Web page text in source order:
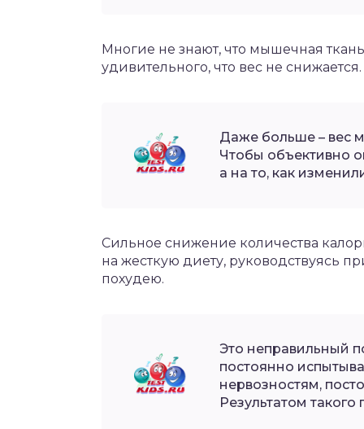
Многие не знают, что мышечная
удивительного, что вес не снижается.
Даже больше – вес
Чтобы объективно
а на то, как
Сильное снижение количества
на жесткую диету, руководствуясь
похудею.
Это неправильный
постоянно
нервозностям,
Результатом такого